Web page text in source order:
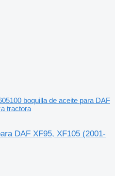
boquilla de aceite para DAF
tractora
DAF XF95, XF105 (2001-